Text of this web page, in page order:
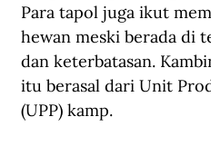
Para tapol juga ikut
hewan meski berada di
dan keterbatasan.
itu berasal dari Unit
(UPP) kamp.